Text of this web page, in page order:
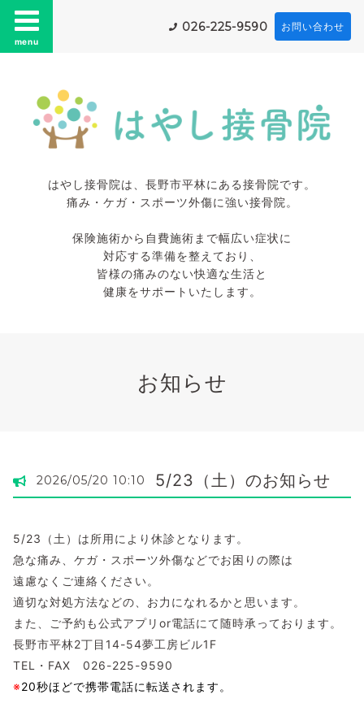
menu
026-225-9590 お問い合わせ
はやし接骨院は、長野市平林にある接骨院です。
痛み・ケガ・スポーツ外傷に強い接骨院。
保険施術から自費施術まで幅広い症状に
対応する準備を整えており、
皆様の痛みのない快適な生活と
健康をサポートいたします。
お知らせ
2026/05/20 10:10 5/23（土）のお知らせ
5/23（土）は所用により休診となります。
急な痛み、ケガ・スポーツ外傷などでお困りの際は
遠慮なくご連絡ください。
適切な対処方法などの、お力になれるかと思います。
また、ご予約も公式アプリor電話にて随時承っております。
長野市平林2丁目14-54夢工房ビル1F
TEL・FAX 026-225-9590
※20秒ほどで携帯電話に転送されます。